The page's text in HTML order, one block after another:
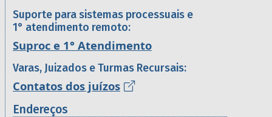
Suporte para sistemas processuais e
1° atendimento remoto:
Suproc e 1° Atendimento
Varas, Juizados e Turmas Recursais:
Contatos dos juízos
Endereços